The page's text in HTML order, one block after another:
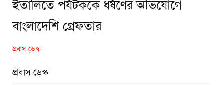
ইতালিতে পর্যটককে ধর্ষণের অভিযোগে
বাংলাদেশি গ্রেফতার
প্রবাস ডেস্ক
প্রবাস ডেস্ক